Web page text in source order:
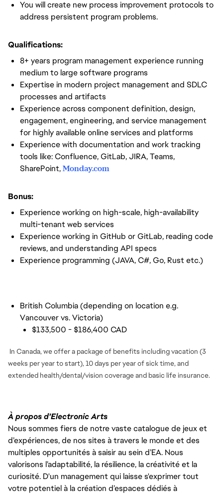
You will create new process improvement protocols to
address persistent program problems.
Qualifications:
8+ years program management experience running
medium to large software programs
Expertise in modern project management and SDLC
processes and artifacts
Experience across component definition, design,
engagement, engineering, and service management
for highly available online services and platforms
Experience with documentation and work tracking
tools like: Confluence, GitLab, JIRA, Teams,
SharePoint,Monday.com
Bonus:
Experience working on high-scale, high-availability
multi-tenant web services
Experience working in GitHub or GitLab, reading code
reviews, and understanding API specs
Experience programming (JAVA, C#, Go, Rust etc.)
British Columbia (depending on location e.g.
Vancouver vs. Victoria)
$133,500 - $186,400 CAD
In Canada, we offer a package of benefits including vacation (3
weeks per year to start), 10 days per year of sick time, and
extended health/dental/vision coverage and basic life insurance.
À propos d'Electronic Arts
Nous sommes fiers de notre vaste catalogue de jeux et
d’expériences, de nos sites à travers le monde et des
multiples opportunités à saisir au sein d’EA. Nous
valorisons l’adaptabilité, la résilience, la créativité et la
curiosité. D'un management qui laisse s'exprimer tout
votre potentiel à la création d’espaces dédiés à